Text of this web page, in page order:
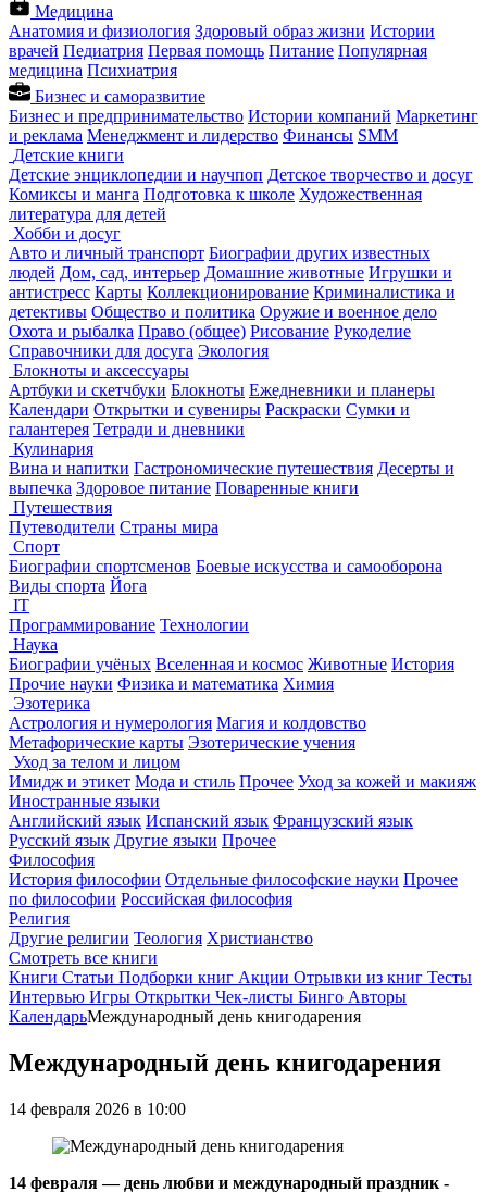
Медицина
Анатомия и физиология Здоровый образ жизни Истории
врачей Педиатрия Первая помощь Питание Популярная
медицина Психиатрия
Бизнес и саморазвитие
Бизнес и предпринимательство Истории компаний Маркетинг
и реклама Менеджмент и лидерство Финансы SMM
Детские книги
Детские энциклопедии и научпоп Детское творчество и досуг
Комиксы и манга Подготовка к школе Художественная
литература для детей
Хобби и досуг
Авто и личный транспорт Биографии других известных
людей Дом, сад, интерьер Домашние животные Игрушки и
антистресс Карты Коллекционирование Криминалистика и
детективы Общество и политика Оружие и военное дело
Охота и рыбалка Право (общее) Рисование Рукоделие
Справочники для досуга Экология
Блокноты и аксессуары
Артбуки и скетчбуки Блокноты Ежедневники и планеры
Календари Открытки и сувениры Раскраски Сумки и
галантерея Тетради и дневники
Кулинария
Вина и напитки Гастрономические путешествия Десерты и
выпечка Здоровое питание Поваренные книги
Путешествия
Путеводители Страны мира
Спорт
Биографии спортсменов Боевые искусства и самооборона
Виды спорта Йога
IT
Программирование Технологии
Наука
Биографии учёных Вселенная и космос Животные История
Прочие науки Физика и математика Химия
Эзотерика
Астрология и нумерология Магия и колдовство
Метафорические карты Эзотерические учения
Уход за телом и лицом
Имидж и этикет Мода и стиль Прочее Уход за кожей и макияж
Иностранные языки
Английский язык Испанский язык Французский язык
Русский язык Другие языки Прочее
Философия
История философии Отдельные философские науки Прочее
по философии Российская философия
Религия
Другие религии Теология Христианство
Смотреть все книги
Книги Статьи Подборки книг Акции Отрывки из книг Тесты
Интервью Игры Открытки Чек-листы Бинго Авторы
КалендарьМеждународный день книгодарения
Международный день книгодарения
14 февраля 2026 в 10:00
14 февраля — день любви и международный праздник -